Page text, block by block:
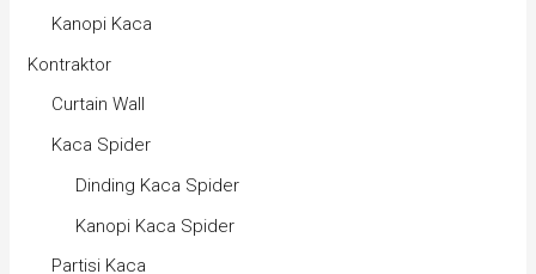
Kanopi Kaca
Kontraktor
Curtain Wall
Kaca Spider
Dinding Kaca Spider
Kanopi Kaca Spider
Partisi Kaca